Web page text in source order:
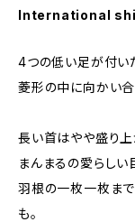
International
4つの低い足が付い
菱形の中に向かい合
長い首はやや盛り上
まんまるの愛らしい
羽根の一枚一枚まで
も。